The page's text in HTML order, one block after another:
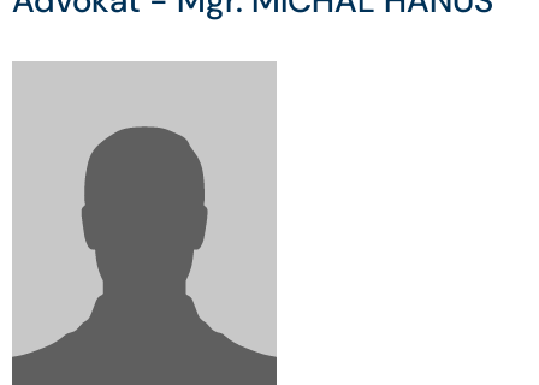
AKTUALITY
PRO VEŘEJNOST
ADVOKÁTNÍ DENÍK
KONTAKT